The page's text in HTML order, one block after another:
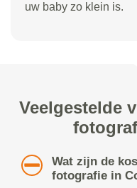
uw baby zo klein is.
Veelgestelde
Wat zijn de
fotografie in